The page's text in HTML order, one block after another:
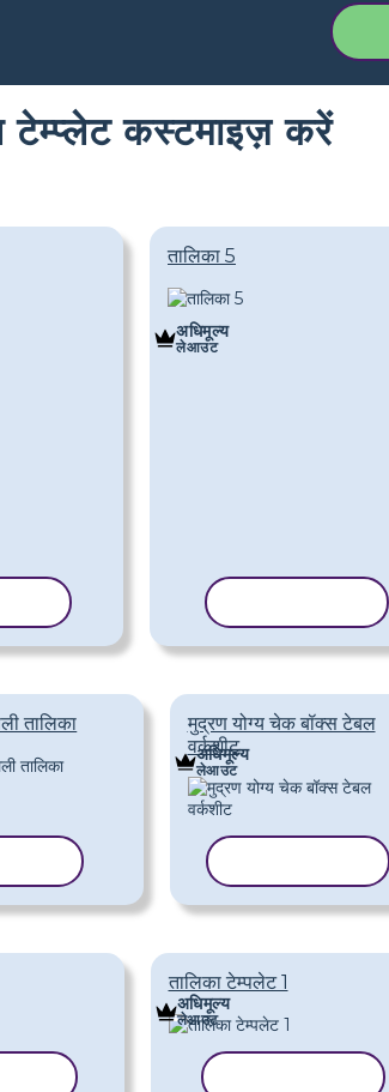
टेम्प्लेट कस्टमाइज़ करें
तालिका 5
अधिमूल्य
लेआउट
तालिका
मुद्रण योग्य चेक बॉक्स टेबल
वर्कशीट
अधिमूल्य
लेआउट
तालिका टेम्पलेट 1
अधिमूल्य
लेआउट